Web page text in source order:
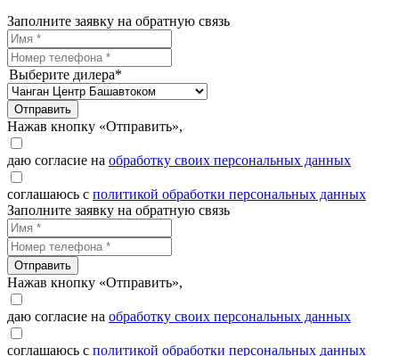
Заполните заявку на обратную связь
Выберите дилера*
Отправить
Нажав кнопку «Отправить»,
даю согласие на обработку своих персональных данных
соглашаюсь с политикой обработки персональных данных
Заполните заявку на обратную связь
Отправить
Нажав кнопку «Отправить»,
даю согласие на обработку своих персональных данных
соглашаюсь с политикой обработки персональных данных